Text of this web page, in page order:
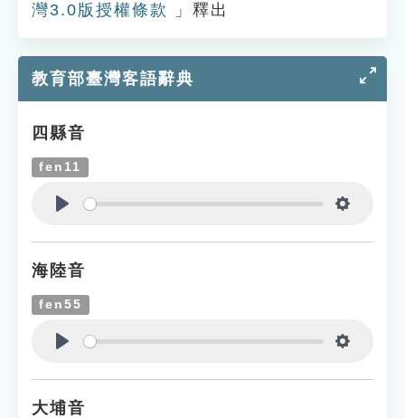
灣3.0版授權條款
」釋出
教育部臺灣客語辭典
四縣音
fen11
海陸音
fen55
大埔音